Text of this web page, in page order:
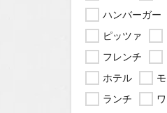
ハンバーガー
ピッツァ
フレンチ
ホテル
ランチ